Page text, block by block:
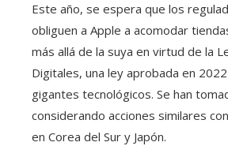
Este año, se espera que los
obliguen a Apple a acomodar
más allá de la suya en virtud de la
Digitales, una ley aprobada en
gigantes tecnológicos. Se han
considerando acciones similares
en Corea del Sur y Japón.